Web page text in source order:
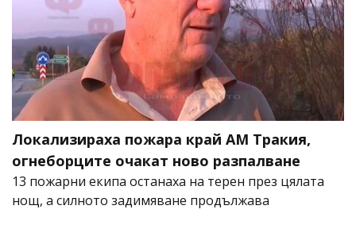
Локализираха пожара край АМ Тракия,
огнеборците очакат ново разпалване
13 пожарни екипа останаха на терен през цялата
нощ, а силното задимяване продължава